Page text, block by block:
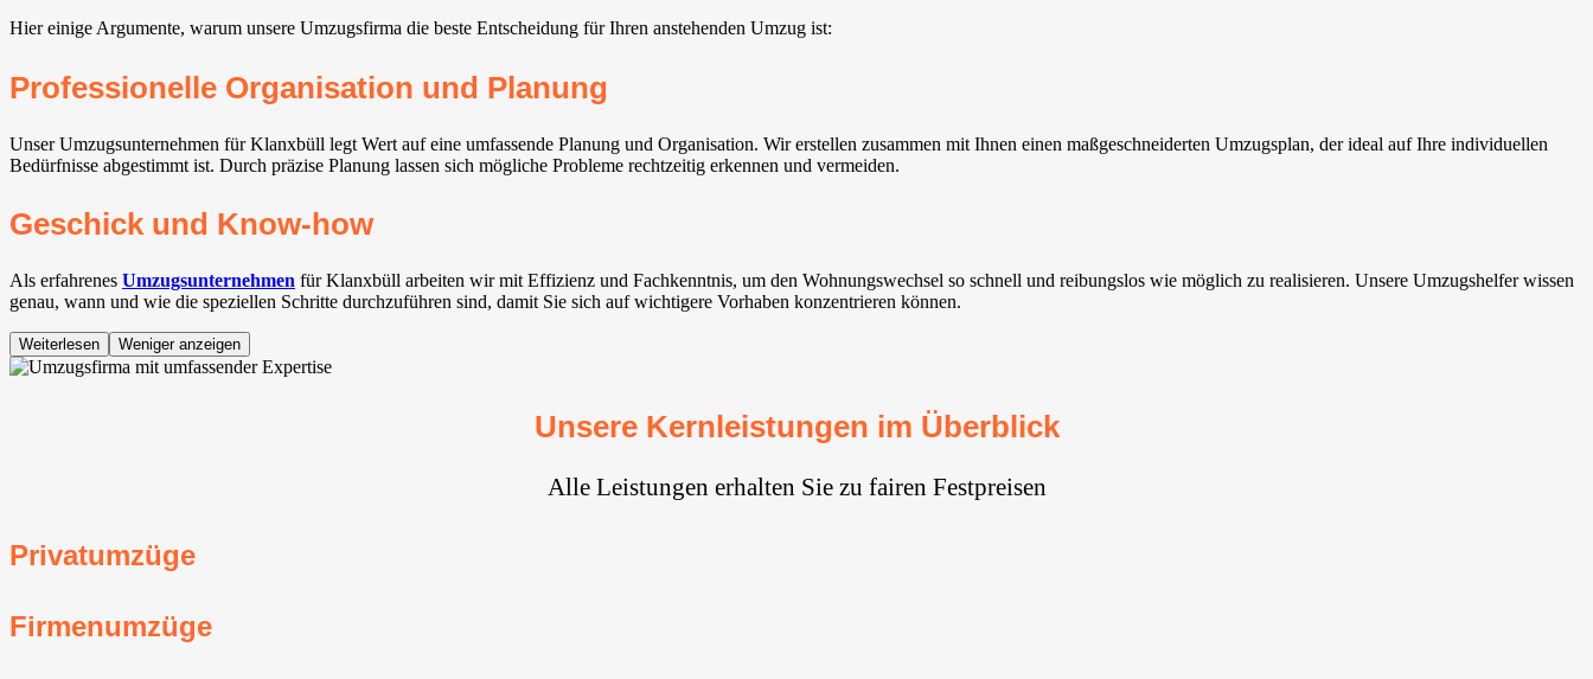
Hier einige Argumente, warum unsere Umzugsfirma die beste Entscheidung für Ihren anstehenden Umzug ist:
Professionelle Organisation und Planung
Unser Umzugsunternehmen für Klanxbüll legt Wert auf eine umfassende Planung und Organisation. Wir erstellen zusammen mit Ihnen einen maßgeschneiderten Umzugsplan, der ideal auf Ihre individuellen
Bedürfnisse abgestimmt ist. Durch präzise Planung lassen sich mögliche Probleme rechtzeitig erkennen und vermeiden.
Geschick und Know-how
Als erfahrenes Umzugsunternehmen für Klanxbüll arbeiten wir mit Effizienz und Fachkenntnis, um den Wohnungswechsel so schnell und reibungslos wie möglich zu realisieren. Unsere Umzugshelfer wissen
genau, wann und wie die speziellen Schritte durchzuführen sind, damit Sie sich auf wichtigere Vorhaben konzentrieren können.
Weiterlesen Weniger anzeigen
Unsere Kernleistungen im Überblick
Alle Leistungen erhalten Sie zu fairen Festpreisen
Privatumzüge
Firmenumzüge